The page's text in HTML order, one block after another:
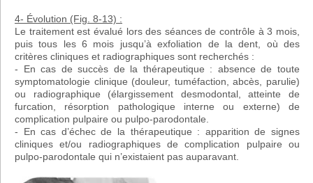
4- Évolution (Fig. 8-13) :
Le traitement est évalué lors des séances de contrôle à 3 mois,
puis tous les 6 mois jusqu’à exfoliation de la dent, où des
critères cliniques et radiographiques sont recherchés :
- En cas de succès de la thérapeutique : absence de toute
symptomatologie clinique (douleur, tuméfaction, abcès, parulie)
ou radiographique (élargissement desmodontal, atteinte de
furcation, résorption pathologique interne ou externe) de
complication pulpaire ou pulpo-parodontale.
- En cas d’échec de la thérapeutique : apparition de signes
cliniques et/ou radiographiques de complication pulpaire ou
pulpo-parodontale qui n’existaient pas auparavant.